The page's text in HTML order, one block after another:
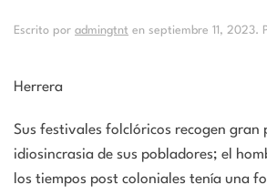
Escrito por admingtnt en septiembre 11, 2023.
Herrera
Sus festivales folclóricos recogen gran
idiosincrasia de sus pobladores; el
los tiempos post coloniales tenía una